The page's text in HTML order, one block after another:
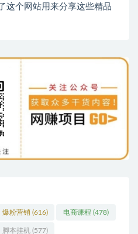
这个网站用来分享这些精品
爆粉营销(616) 电商课程 (478)
脚本挂机(577)